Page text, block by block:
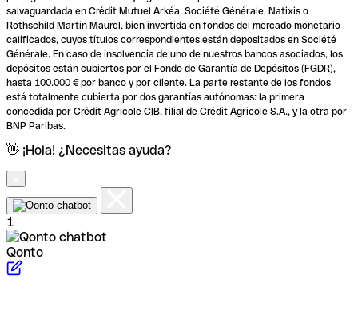
salvaguardada en Crédit Mutuel Arkéa, Société Générale, Natixis o
Rothschild Martin Maurel, bien invertida en fondos del mercado monetario
calificados, cuyos títulos correspondientes están depositados en Société
Générale. En caso de insolvencia de uno de nuestros bancos asociados, los
depósitos están cubiertos por el Fondo de Garantía de Depósitos (FGDR),
hasta 100.000 € por banco y por cliente. La parte restante de los fondos
está totalmente cubierta por dos garantías autónomas: la primera
concedida por Crédit Agricole CIB, filial de Crédit Agricole S.A., y la otra por
BNP Paribas.
👋 ¡Hola! ¿Necesitas ayuda?
1
Qonto